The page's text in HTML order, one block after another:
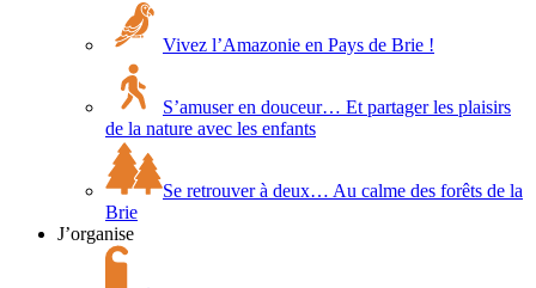
Vivez l’Amazonie en Pays de Brie !
S’amuser en douceur… Et partager les plaisirs
de la nature avec les enfants
Se retrouver à deux… Au calme des forêts de la
Brie
J’organise